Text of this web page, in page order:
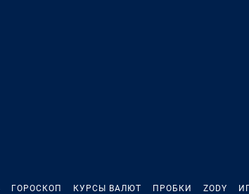
ГОРОСКОП КУРСЫ ВАЛЮТ ПРОБКИ ZODY